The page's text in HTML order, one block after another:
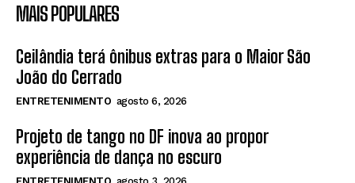
MAIS POPULARES
Ceilândia terá ônibus extras para o Maior São
João do Cerrado
ENTRETENIMENTO agosto 6, 2026
Projeto de tango no DF inova ao propor
experiência de dança no escuro